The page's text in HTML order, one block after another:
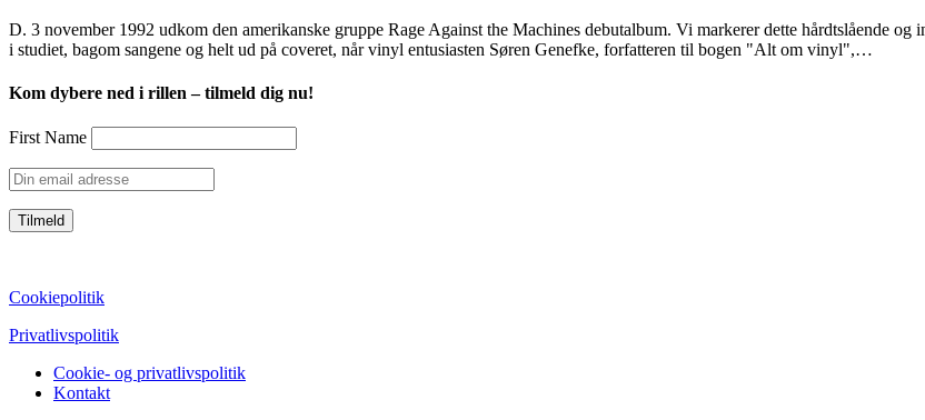
D. 3 november 1992 udkom den amerikanske gruppe Rage Against the Machines debutalbum. Vi markerer dette hårdtslående
i studiet, bagom sangene og helt ud på coveret, når vinyl entusiasten Søren Genefke, forfatteren til bogen "Alt om vinyl",…
Kom dybere ned i rillen – tilmeld dig nu!
First Name
Cookiepolitik
Privatlivspolitik
Cookie- og privatlivspolitik
Kontakt